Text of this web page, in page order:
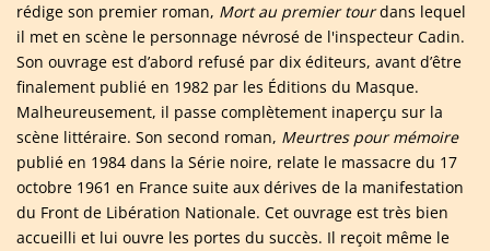
rédige son premier roman, Mort au premier tourdans lequel
il met en scène le personnage névrosé de l'inspecteur Cadin.
Son ouvrage est d’abord refusé par dix éditeurs, avant d’être
finalement publié en 1982 par les Éditions du Masque.
Malheureusement, il passe complètement inaperçu sur la
scène littéraire. Son second roman, Meurtres pour mémoire
publié en 1984 dans la Série noire, relate le massacre du 17
octobre 1961 en France suite aux dérives de la manifestation
du Front de Libération Nationale. Cet ouvrage est très bien
accueilli et lui ouvre les portes du succès. Il reçoit même le